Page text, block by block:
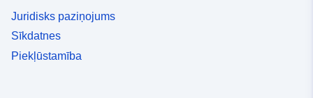
Juridisks paziņojums
Sīkdatnes
Piekļūstamība